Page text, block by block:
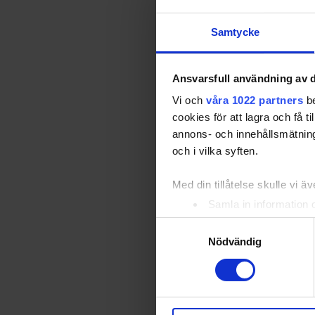
Samtycke
Ansvarsfull användning av
Vi och våra 1022 partners
cookies för att lagra och få
annons- och
och i vilka syften.
Med din tillåtelse skulle vi
Samla in information
Identifiera din enhet
Ta reda på mer om hur
eller dra tillbaka ditt
sociala medier och
Nödvändig
25-02-10
Nu ligger
planerat att